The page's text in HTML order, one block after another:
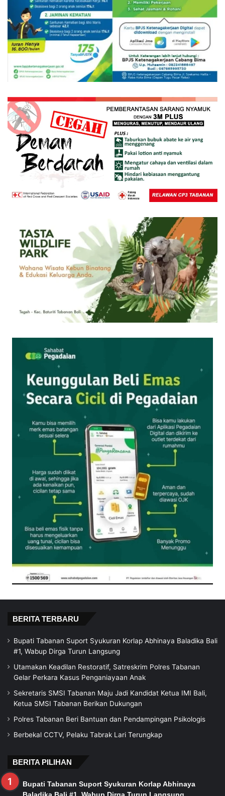
BERITA TERBARU
Bupati Tabanan Suport Syukuran Korlap Abhinaya Baladika Bali
#1, Wabup Dirga Turun Langsung
Utamakan Keadilan Restoratif, Satreskrim Polres Tabanan
Gelar Perkara Kasus Penganiayaan Anak
Sekretaris SMSI Tabanan Maju Jadi Kandidat Ketua IMI Bali,
Ketua SMSI Tabanan Berikan Dukungan
Polres Tabanan Beri Bantuan dan Pendampingan Psikologis
Berbekal CCTV, Pelaku Tabrak Lari Terungkap
BERITA PILIHAN
Bupati Tabanan Suport Syukuran Korlap Abhinaya